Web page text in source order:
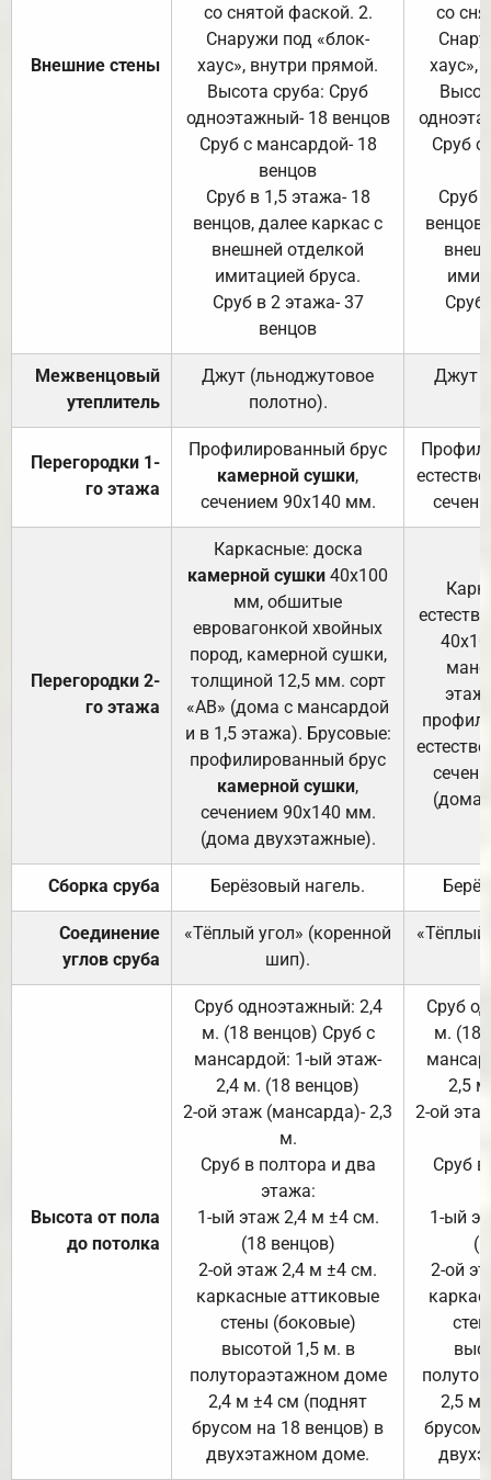
Внешние стены
со снятой фаской. 2.
Снаружи под «блок-
хаус», внутри прямой.
Высота сруба: Сруб
одноэтажный- 18 венцов
Сруб с мансардой- 18
венцов
Сруб в 1,5 этажа- 18
венцов, далее каркас с
внешней отделкой
имитацией бруса.
Сруб в 2 этажа- 37
венцов
со
хаус»,
Сруб с
Сруб
Сруб
Межвенцовый
утеплитель
Джут (льноджутовое
полотно).
Джут
Перегородки 1-
го этажа
Профилированный брус
камерной сушки,
сечением 90х140 мм.
Перегородки 2-
го этажа
Каркасные: доска
камерной сушки 40х100
мм, обшитые
евровагонкой хвойных
пород, камерной сушки,
толщиной 12,5 мм. сорт
«АВ» (дома с мансардой
и в 1,5 этажа). Брусовые:
профилированный брус
камерной сушки,
сечением 90х140 мм.
(дома двухэтажные).
(дома
Сборка сруба Берёзовый нагель.
Соединение
углов сруба
«Тёплый угол» (коренной
шип).
«Тёплый
Высота от пола
до потолка
Сруб одноэтажный: 2,4
м. (18 венцов) Сруб с
мансардой: 1-ый этаж-
2,4 м. (18 венцов)
2-ой этаж (мансарда)- 2,3
м.
Сруб в полтора и два
этажа:
1-ый этаж 2,4 м ±4 см.
(18 венцов)
2-ой этаж 2,4 м ±4 см.
каркасные аттиковые
стены (боковые)
высотой 1,5 м. в
полутораэтажном доме
2,4 м ±4 см (поднят
брусом на 18 венцов) в
двухэтажном доме.
Сруб
м. (18
2,5
2-ой
Сруб
1-ый
2-ой
2,5 м
брусом